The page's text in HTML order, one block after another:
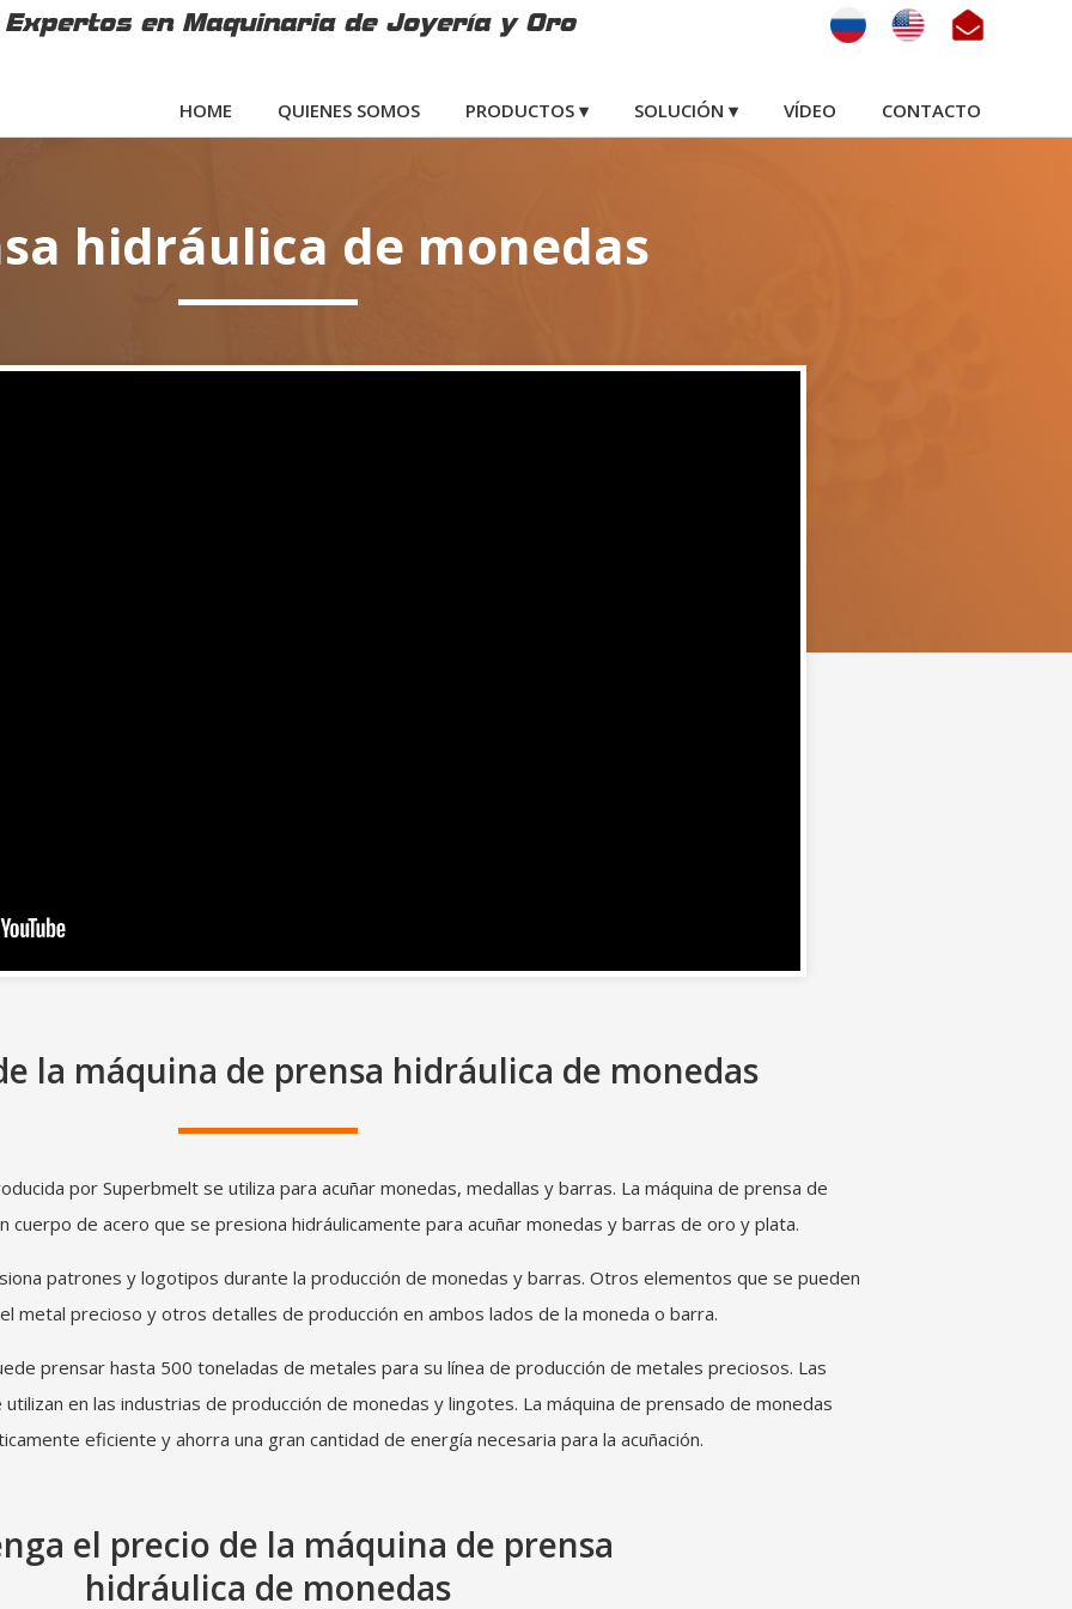
Expertos en Maquinaria de Joyería y Oro
HOME QUIENES SOMOS PRODUCTOS ▾ SOLUCIÓN ▾ VÍDEO CONTACTO
hidráulica de monedas
la máquina de prensa hidráulica de monedas
por Superbmelt se utiliza para acuñar monedas, medallas y barras. La máquina de prensa de
cuerpo de acero que se presiona hidráulicamente para acuñar monedas y barras de oro y plata.
patrones y logotipos durante la producción de monedas y barras. Otros elementos que se pueden
metal precioso y otros detalles de producción en ambos lados de la moneda o barra.
prensar hasta 500 toneladas de metales para su línea de producción de metales preciosos. Las
en las industrias de producción de monedas y lingotes. La máquina de prensado de monedas
eficiente y ahorra una gran cantidad de energía necesaria para la acuñación.
el precio de la máquina de prensa
hidráulica de monedas